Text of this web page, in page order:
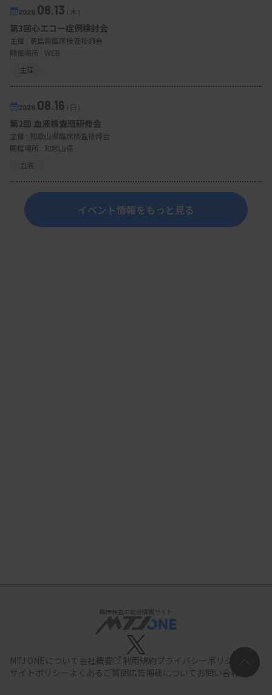
2026. 08.13（木）
第3回心エコー症例検討会
主催 : 徳島県臨床検査技師会
開催場所 : WEB
生理
2026. 08.16（日）
第2回 血液検査班研修会
主催 : 和歌山県臨床検査技師会
開催場所 : 和歌山県
血液
イベント情報をもっと見る
臨床検査の総合情報サイト
MTJ ONEについて会社概要 利用規約プライバシーポリシー
サイトポリシー よくあるご質問広告掲載について お問い合わせ